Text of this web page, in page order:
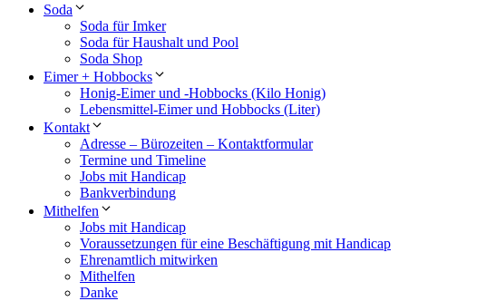
Soda
Soda für Imker
Soda für Haushalt und Pool
Soda Shop
Eimer + Hobbocks
Honig-Eimer und -Hobbocks (Kilo Honig)
Lebensmittel-Eimer und Hobbocks (Liter)
Kontakt
Adresse – Bürozeiten – Kontaktformular
Termine und Timeline
Jobs mit Handicap
Bankverbindung
Mithelfen
Jobs mit Handicap
Voraussetzungen für eine Beschäftigung mit Handicap
Ehrenamtlich mitwirken
Mithelfen
Danke